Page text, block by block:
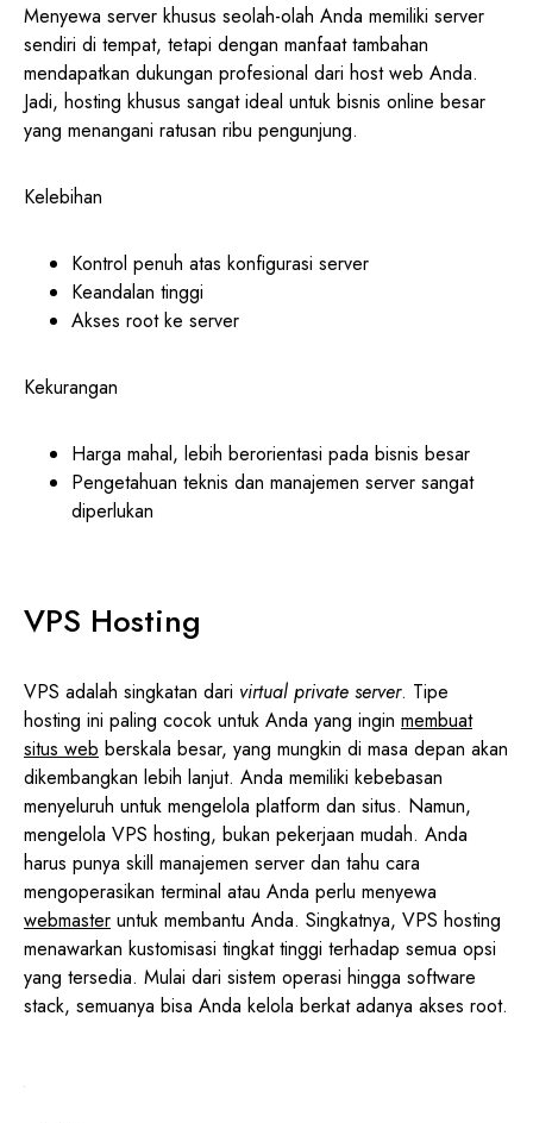
Menyewa server khusus seolah-olah Anda memiliki server
sendiri di tempat, tetapi dengan manfaat tambahan
mendapatkan dukungan profesional dari host web Anda.
Jadi, hosting khusus sangat ideal untuk bisnis online besar
yang menangani ratusan ribu pengunjung.
Kelebihan
Kontrol penuh atas konfigurasi server
Keandalan tinggi
Akses root ke server
Kekurangan
Harga mahal, lebih berorientasi pada bisnis besar
Pengetahuan teknis dan manajemen server sangat
diperlukan
VPS Hosting
VPS adalah singkatan dari virtual private server. Tipe
hosting ini paling cocok untuk Anda yang ingin membuat
situs web berskala besar, yang mungkin di masa depan akan
dikembangkan lebih lanjut. Anda memiliki kebebasan
menyeluruh untuk mengelola platform dan situs. Namun,
mengelola VPS hosting, bukan pekerjaan mudah. Anda
harus punya skill manajemen server dan tahu cara
mengoperasikan terminal atau Anda perlu menyewa
webmaster untuk membantu Anda. Singkatnya, VPS hosting
menawarkan kustomisasi tingkat tinggi terhadap semua opsi
yang tersedia. Mulai dari sistem operasi hingga software
stack, semuanya bisa Anda kelola berkat adanya akses root.